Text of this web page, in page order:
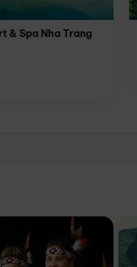
& Spa Nha Trang